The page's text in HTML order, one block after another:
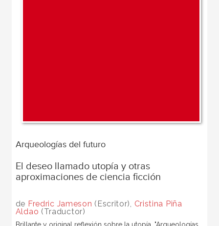
Arqueologías del futuro
El deseo llamado utopía y otras
aproximaciones de ciencia ficción
de Fredric Jameson (Escritor), Cristina Piña
Aldao (Traductor)